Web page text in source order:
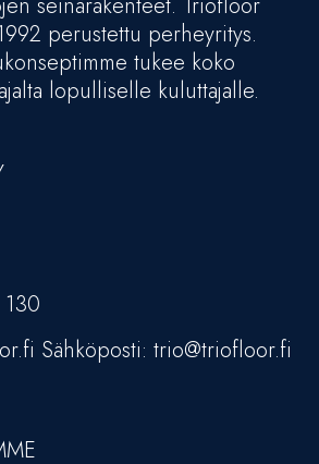
perustettu perheyritys.
tukee koko
lopulliselle kuluttajalle.
Sähköposti: trio@triofloor.fi